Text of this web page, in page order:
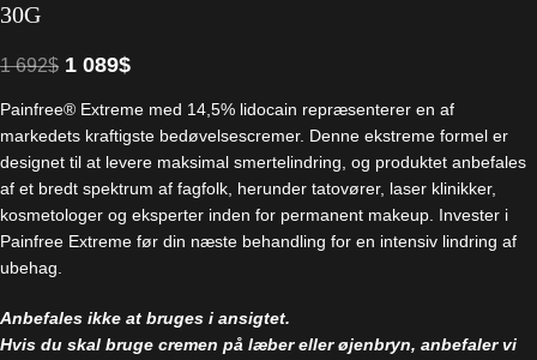
30G
1 692$ 1 089$
Painfree® Extreme med 14,5% lidocain repræsenterer en af
markedets kraftigste bedøvelsescremer. Denne ekstreme formel er
designet til at levere maksimal smertelindring, og produktet anbefales
af et bredt spektrum af fagfolk, herunder tatovører, laser klinikker,
kosmetologer og eksperter inden for permanent makeup. Invester i
Painfree Extreme før din næste behandling for en intensiv lindring af
ubehag.
Anbefales ikke at bruges i ansigtet.
Hvis du skal bruge cremen på læber eller øjenbryn, anbefaler vi